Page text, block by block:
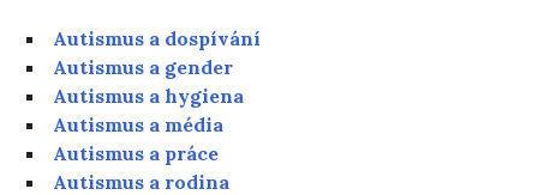
Autismus a dospívání
Autismus a gender
Autismus a hygiena
Autismus a média
Autismus a práce
Autismus a rodina